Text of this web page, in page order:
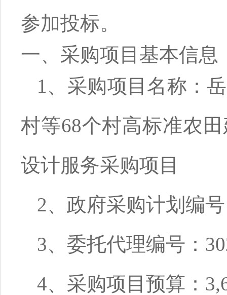
参加投标。
一、采购项目基本信息
1、采购项目名称：
村等68个村高标准农
设计服务采购项目
2、政府采购计划编
3、委托代理编号：
4、采购项目预算：